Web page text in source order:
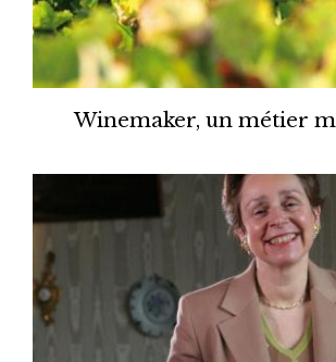
Winemaker, un métier